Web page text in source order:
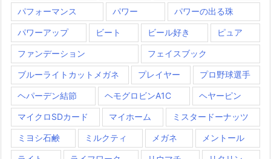
パフォーマンス パワー パワーの出る珠
パワーアップ ビート ビール好き ピュア
ファンデーション フェイスブック
ブルーライトカットメガネ プレイヤー プロ野球選手
ヘパーデン結節 ヘモグロビンA1C ヘヤーピン
マイクロSDカード マイホーム ミスタードーナッツ
ミヨシ石鹸 ミルクティ メガネ メントール